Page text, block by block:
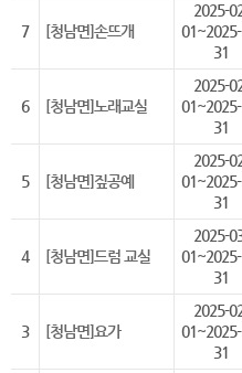
7 [청남면]손뜨개
2025-
31
6 [청남면]노래교실
2025-
31
5 [청남면]짚공예
2025-
31
4 [청남면]드럼 교실
2025-
31
3 [청남면]요가
2025-
31